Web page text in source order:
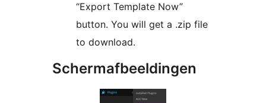
“Export Template Now”
button. You will get a .zip file
to download.
Schermafbeeldingen